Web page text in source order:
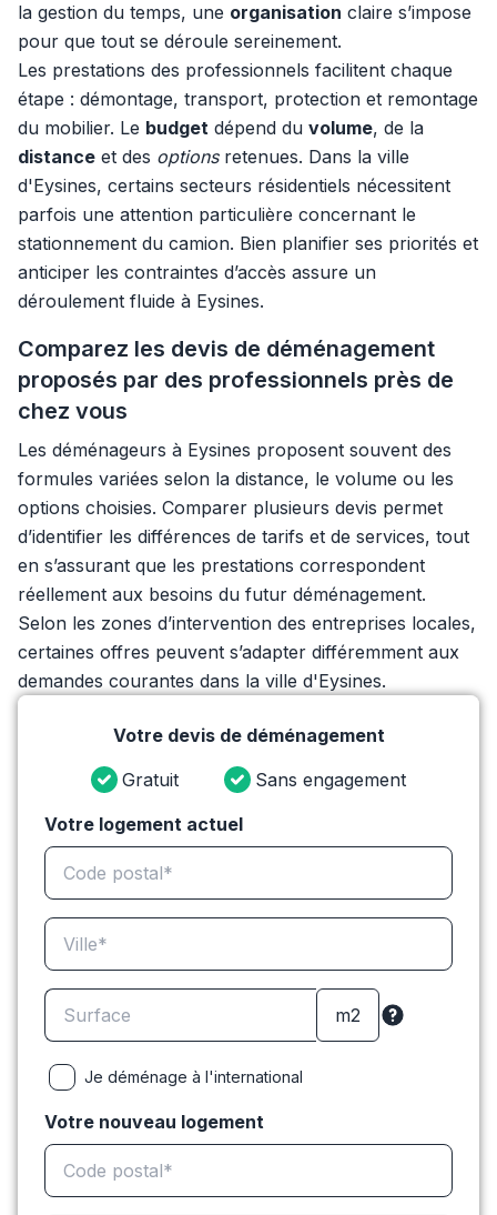
la gestion du temps, une organisation claire s’impose
pour que tout se déroule sereinement.
Les prestations des professionnels facilitent chaque
étape : démontage, transport, protection et remontage
du mobilier. Le budget dépend du volume, de la
distance et des optionsretenues. Dans la ville
d'Eysines, certains secteurs résidentiels nécessitent
parfois une attention particulière concernant le
stationnement du camion. Bien planifier ses priorités et
anticiper les contraintes d’accès assure un
déroulement fluide à Eysines.
Comparez les devis de déménagement
proposés par des professionnels près de
chez vous
Les déménageurs à Eysines proposent souvent des
formules variées selon la distance, le volume ou les
options choisies. Comparer plusieurs devis permet
d’identifier les différences de tarifs et de services, tout
en s’assurant que les prestations correspondent
réellement aux besoins du futur déménagement.
Selon les zones d’intervention des entreprises locales,
certaines offres peuvent s’adapter différemment aux
demandes courantes dans la ville d'Eysines.
Votre devis de déménagement
Gratuit
Sans engagement
Votre logement actuel
Je déménage à l'international
Votre nouveau logement